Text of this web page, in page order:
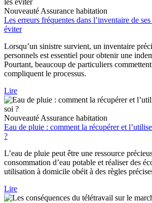
Nouveauté Assurance habitation
Les erreurs fréquentes dans l’inventaire de
éviter
Lorsqu’un sinistre survient, un inventaire
personnels est essentiel pour obtenir une
Pourtant, beaucoup de particuliers
compliquent le processus.
Lire
Nouveauté Assurance habitation
Eau de pluie : comment la récupérer et
?
L’eau de pluie peut être une ressource
consommation d’eau potable et réaliser des
utilisation à domicile obéit à des règles
Lire